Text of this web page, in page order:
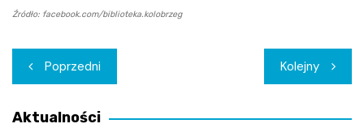
Źródło: facebook.com/biblioteka.kolobrzeg
Nawigacja
wpisu
Poprzedni Kolejny
Aktualności